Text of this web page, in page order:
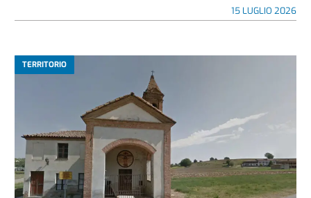
15 LUGLIO 2026
TERRITORIO